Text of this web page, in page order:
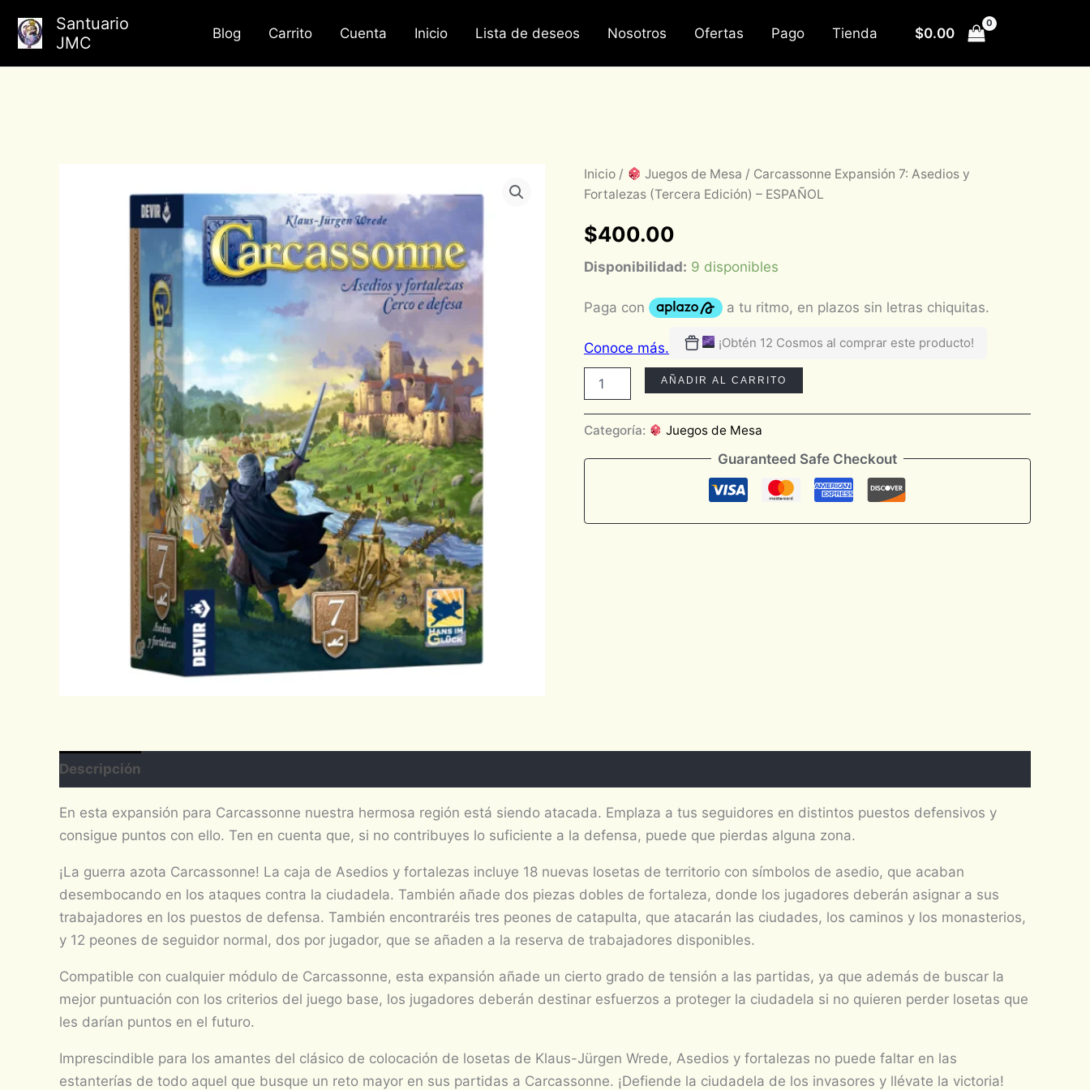
Santuario
JMC
Blog Carrito Cuenta Inicio Lista de deseos Nosotros Ofertas Pago Tienda $0.00
Inicio/ Juegos de Mesa / Carcassonne Expansión 7: Asedios y
Fortalezas (Tercera Edición) – ESPAÑOL
$400.00
Disponibilidad: 9 disponibles
¡Obtén 12 Cosmos al comprar este producto!
Carcassonne
Expansión
7:
y
(Tercera
-
ESPAÑOL
AÑADIR AL CARRITO
Categoría: Juegos de Mesa
Guaranteed Safe Checkout
Descripción
En esta expansión para Carcassonne nuestra hermosa región está siendo atacada. Emplaza a tus seguidores en distintos puestos defensivos y
consigue puntos con ello. Ten en cuenta que, si no contribuyes lo suficiente a la defensa, puede que pierdas alguna zona.
¡La guerra azota Carcassonne! La caja de Asedios y fortalezas incluye 18 nuevas losetas de territorio con símbolos de asedio, que acaban
desembocando en los ataques contra la ciudadela. También añade dos piezas dobles de fortaleza, donde los jugadores deberán asignar a sus
trabajadores en los puestos de defensa. También encontraréis tres peones de catapulta, que atacarán las ciudades, los caminos y los monasterios,
y 12 peones de seguidor normal, dos por jugador, que se añaden a la reserva de trabajadores disponibles.
Compatible con cualquier módulo de Carcassonne, esta expansión añade un cierto grado de tensión a las partidas, ya que además de buscar la
mejor puntuación con los criterios del juego base, los jugadores deberán destinar esfuerzos a proteger la ciudadela si no quieren perder losetas que
les darían puntos en el futuro.
Imprescindible para los amantes del clásico de colocación de losetas de Klaus-Jürgen Wrede, Asedios y fortalezas no puede faltar en las
estanterías de todo aquel que busque un reto mayor en sus partidas a Carcassonne. ¡Defiende la ciudadela de los invasores y llévate la victoria!